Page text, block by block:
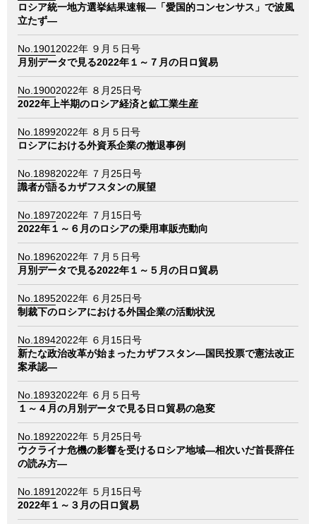
ロシア統一地方選挙結果速報―「愛国的コンセンサス」で波風
立たず―
No.1901 2022年 ９月５日号
月別データで見る2022年１～７月の日ロ貿易
No.19002022年 ８月25日号
2022年上半期のロシア経済と鉱工業生産
No.18992022年 ８月５日号
ロシアにおける外資系企業の撤退事例
No.18982022年 ７月25日号
識者が語るカザフスタンの展望
No.18972022年 ７月15日号
2022年１～６月のロシアの乗用車販売動向
No.18962022年 ７月５日号
月別データで見る2022年１～５月の日ロ貿易
No.18952022年 ６月25日号
制裁下のロシアにおける外国企業の活動状況
No.18942022年 ６月15日号
新たな政治改革が始まったカザフスタン―国民投票で憲法改正
案承認―
No.18932022年 ６月５日号
１～４月の月別データで見る日ロ貿易の急変
No.18922022年 ５月25日号
ウクライナ危機の影響を受けるロシア地域―相次いだ首長辞任
の読み方―
No.1891 2022年 ５月15日号
2022年１～３月の日ロ貿易